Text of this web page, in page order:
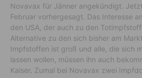
Novavax für Jänner angekündigt.
Februar vorhergesagt. Das Interesse
den USA, der auch zu den
Alternative zu den sich bisher am
Impfstoffen ist groß und alle, die sich
lassen wollen, müssen ihn auch
Kaiser. Zumal bei Novavax zwei